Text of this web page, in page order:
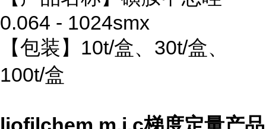
0.064 - 1024smx
【包装】10t/盒、30t/盒、
100t/盒